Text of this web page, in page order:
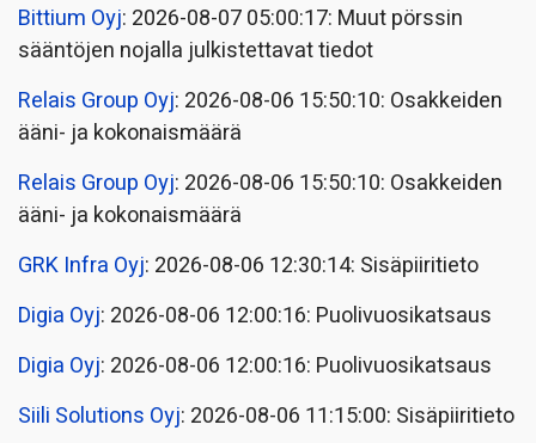
Bittium Oyj: 2026-08-07 05:00:17: Muut pörssin
sääntöjen nojalla julkistettavat tiedot
Relais Group Oyj: 2026-08-06 15:50:10: Osakkeiden
ääni- ja kokonaismäärä
Relais Group Oyj: 2026-08-06 15:50:10: Osakkeiden
ääni- ja kokonaismäärä
GRK Infra Oyj: 2026-08-06 12:30:14: Sisäpiiritieto
Digia Oyj: 2026-08-06 12:00:16: Puolivuosikatsaus
Digia Oyj: 2026-08-06 12:00:16: Puolivuosikatsaus
Siili Solutions Oyj: 2026-08-06 11:15:00: Sisäpiiritieto